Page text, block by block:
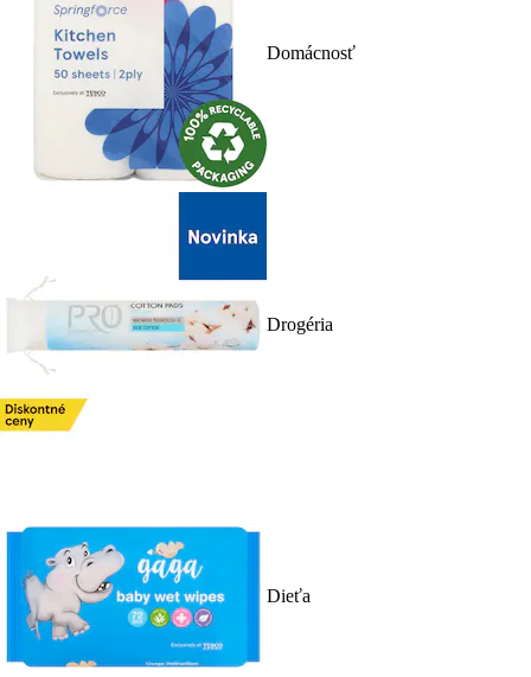
Domácnosť
Drogéria
Dieťa